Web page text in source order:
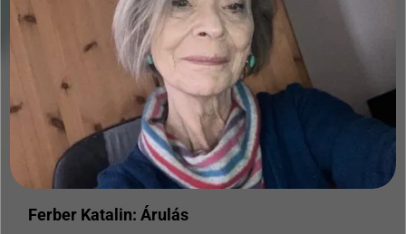
Ferber Katalin: Árulás